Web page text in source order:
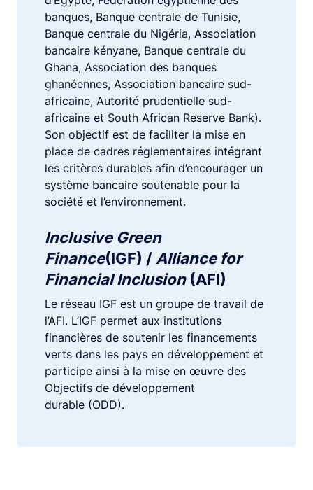
banques, Banque centrale de Tunisie,
Banque centrale du Nigéria, Association
bancaire kényane, Banque centrale du
Ghana, Association des banques
ghanéennes, Association bancaire sud-
africaine, Autorité prudentielle sud-
africaine et South African Reserve Bank).
Son objectif est de faciliter la mise en
place de cadres réglementaires intégrant
les critères durables afin d’encourager un
système bancaire soutenable pour la
société et l’environnement.
Inclusive Green
Finance(IGF) / Alliance for
Financial Inclusion(AFI)
Le réseau IGF est un groupe de travail de
l’AFI. L’IGF permet aux institutions
financières de soutenir les financements
verts dans les pays en développement et
participe ainsi à la mise en œuvre des
Objectifs de développement
durable (ODD).